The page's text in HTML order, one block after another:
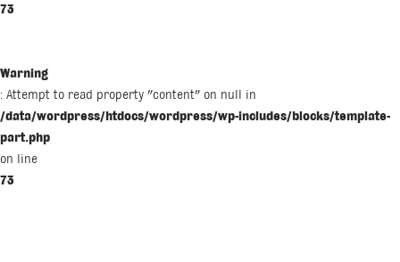
73
Warning
: Attempt to read property "content" on null in
/data/wordpress/htdocs/wordpress/wp-includes/blocks/template-
part.php
on line
73